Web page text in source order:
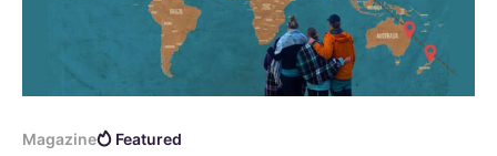
Magazine Featured